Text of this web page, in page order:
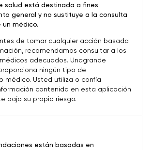
están basadas en
salud está destinada a fines
general y no sustituye a la consulta
un médico.
de tomar cualquier acción basada
recomendamos consultar a los
adecuados. Unagrande
ningún tipo de
médico. Usted utiliza o confía
contenida en esta aplicación
bajo su propio riesgo.